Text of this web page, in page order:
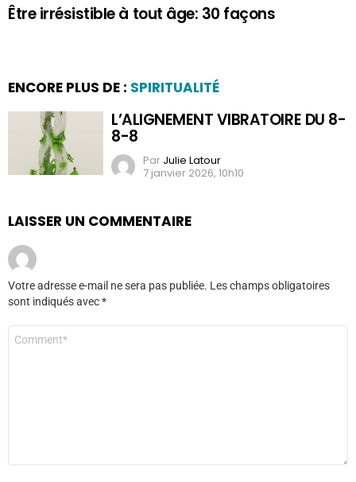
Être irrésistible à tout âge: 30 façons
ENCORE PLUS DE : SPIRITUALITÉ
L’ALIGNEMENT VIBRATOIRE DU 8-
8-8
Par Julie Latour
7 janvier 2026, 10h10
LAISSER UN COMMENTAIRE
Votre adresse e-mail ne sera pas publiée. Les champs obligatoires
sont indiqués avec*
Commentaire